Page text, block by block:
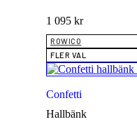
1 095 kr
ROWICO
FLER VAL
Confetti
Hallbänk